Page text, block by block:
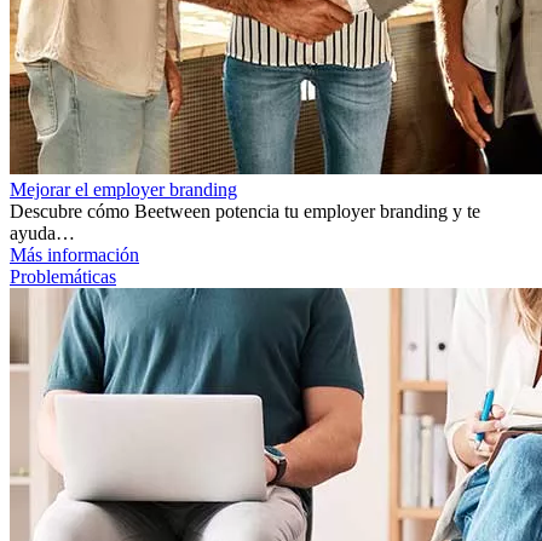
Mejorar el employer branding
Descubre cómo Beetween potencia tu employer branding y te
ayuda…
Más información
Problemáticas